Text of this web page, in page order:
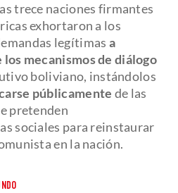
trece naciones firmantes
exhortaron a los
legítimas a
mecanismos de diálogo
boliviano, instándolos
públicamente de las
pretenden
sociales para reinstaurar
en la nación.